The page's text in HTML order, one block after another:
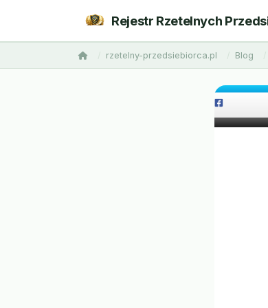
Rejestr Rzetelnych
rzetelny-przedsiebiorca.pl Blog